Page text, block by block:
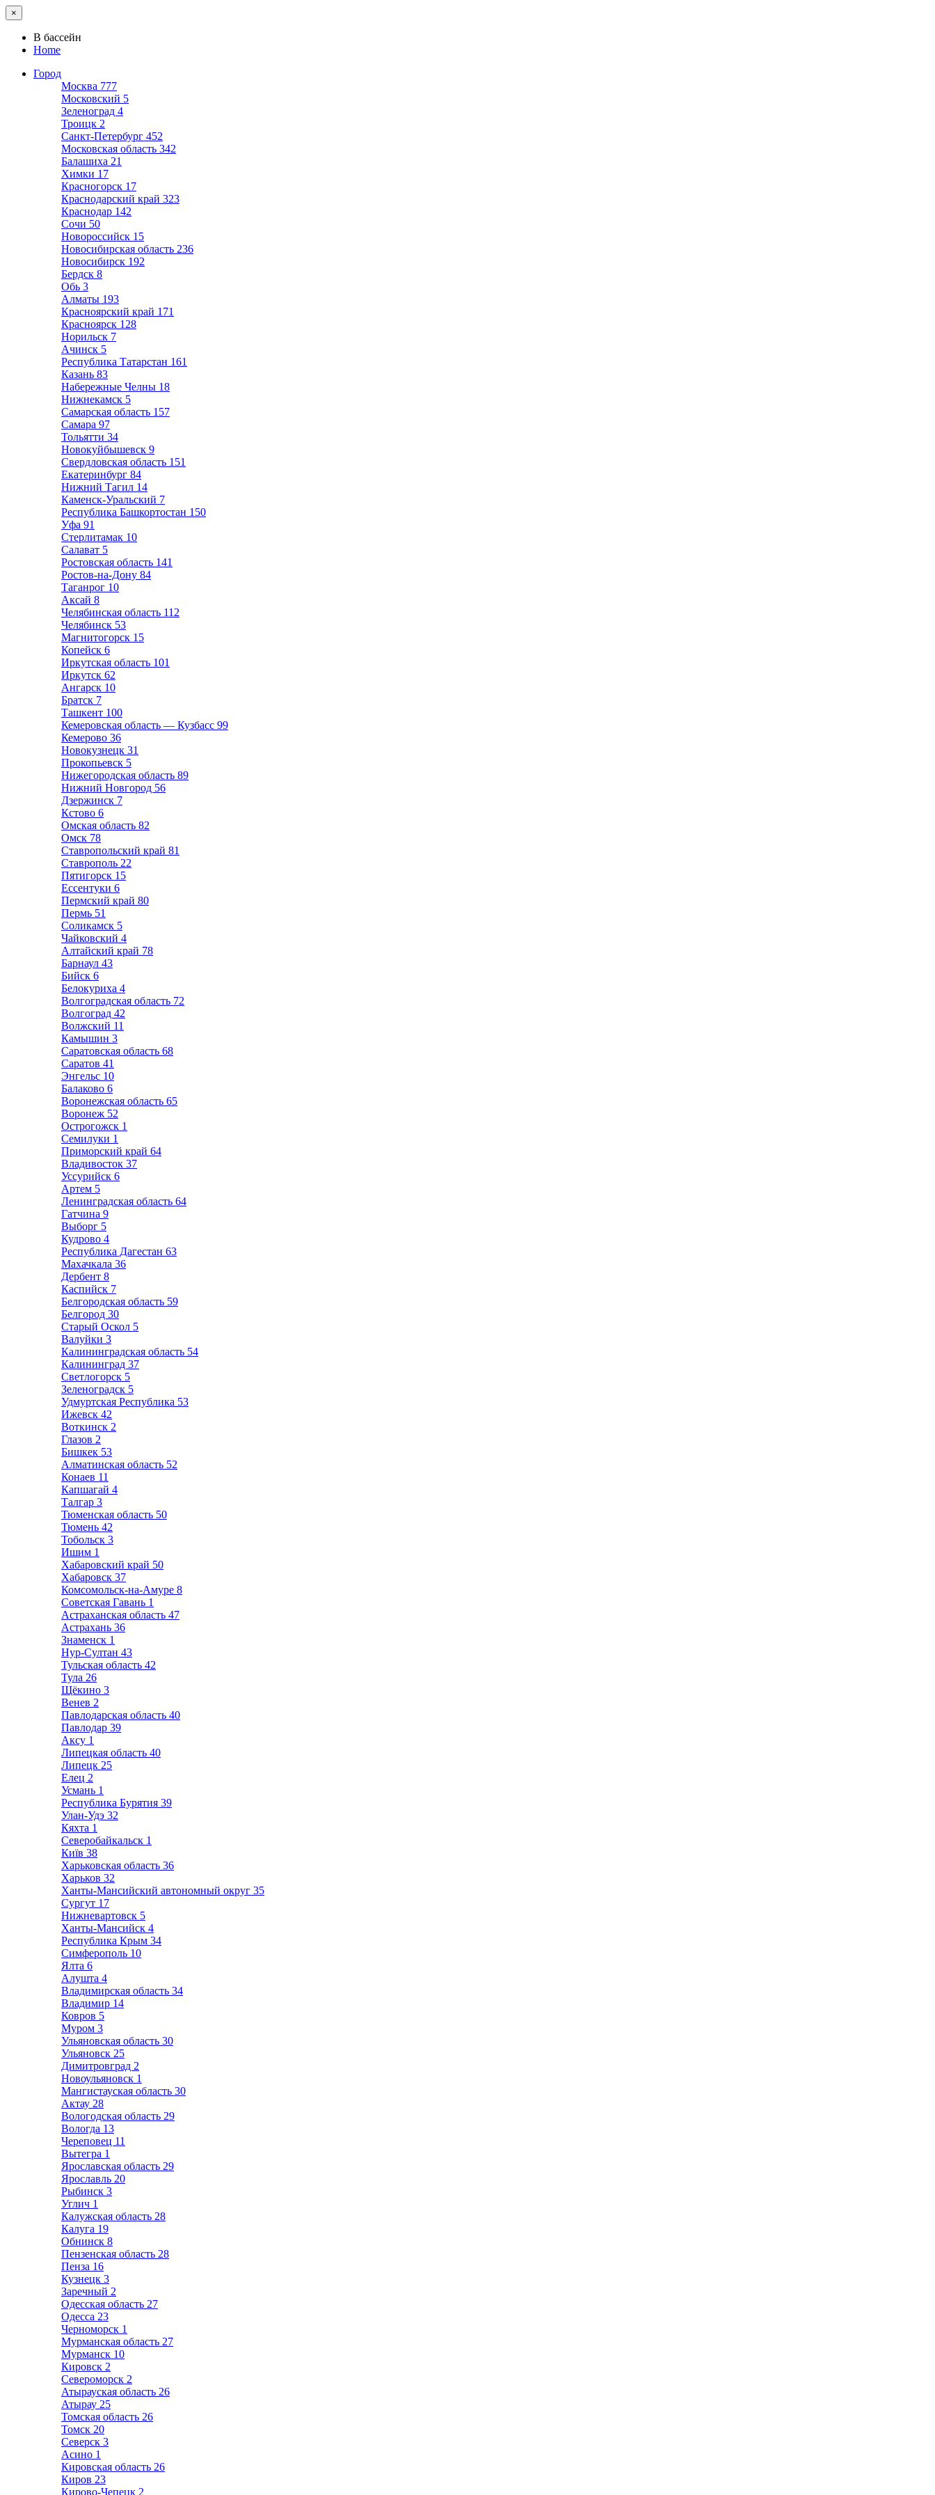
×
В бассейн
Home
Город
Москва 777
Московский 5
Зеленоград 4
Троицк 2
Санкт-Петербург 452
Московская область 342
Балашиха 21
Химки 17
Красногорск 17
Краснодарский край 323
Краснодар 142
Сочи 50
Новороссийск 15
Новосибирская область 236
Новосибирск 192
Бердск 8
Обь 3
Алматы 193
Красноярский край 171
Красноярск 128
Норильск 7
Ачинск 5
Республика Татарстан 161
Казань 83
Набережные Челны 18
Нижнекамск 5
Самарская область 157
Самара 97
Тольятти 34
Новокуйбышевск 9
Свердловская область 151
Екатеринбург 84
Нижний Тагил 14
Каменск-Уральский 7
Республика Башкортостан 150
Уфа 91
Стерлитамак 10
Салават 5
Ростовская область 141
Ростов-на-Дону 84
Таганрог 10
Аксай 8
Челябинская область 112
Челябинск 53
Магнитогорск 15
Копейск 6
Иркутская область 101
Иркутск 62
Ангарск 10
Братск 7
Ташкент 100
Кемеровская область — Кузбасс 99
Кемерово 36
Новокузнецк 31
Прокопьевск 5
Нижегородская область 89
Нижний Новгород 56
Дзержинск 7
Кстово 6
Омская область 82
Омск 78
Ставропольский край 81
Ставрополь 22
Пятигорск 15
Ессентуки 6
Пермский край 80
Пермь 51
Соликамск 5
Чайковский 4
Алтайский край 78
Барнаул 43
Бийск 6
Белокуриха 4
Волгоградская область 72
Волгоград 42
Волжский 11
Камышин 3
Саратовская область 68
Саратов 41
Энгельс 10
Балаково 6
Воронежская область 65
Воронеж 52
Острогожск 1
Семилуки 1
Приморский край 64
Владивосток 37
Уссурийск 6
Артем 5
Ленинградская область 64
Гатчина 9
Выборг 5
Кудрово 4
Республика Дагестан 63
Махачкала 36
Дербент 8
Каспийск 7
Белгородская область 59
Белгород 30
Старый Оскол 5
Валуйки 3
Калининградская область 54
Калининград 37
Светлогорск 5
Зеленоградск 5
Удмуртская Республика 53
Ижевск 42
Воткинск 2
Глазов 2
Бишкек 53
Алматинская область 52
Конаев 11
Капшагай 4
Талгар 3
Тюменская область 50
Тюмень 42
Тобольск 3
Ишим 1
Хабаровский край 50
Хабаровск 37
Комсомольск-на-Амуре 8
Советская Гавань 1
Астраханская область 47
Астрахань 36
Знаменск 1
Нур-Султан 43
Тульская область 42
Тула 26
Щёкино 3
Венев 2
Павлодарская область 40
Павлодар 39
Аксу 1
Липецкая область 40
Липецк 25
Елец 2
Усмань 1
Республика Бурятия 39
Улан-Удэ 32
Кяхта 1
Северобайкальск 1
Київ 38
Харьковская область 36
Харьков 32
Ханты-Мансийский автономный округ 35
Сургут 17
Нижневартовск 5
Ханты-Мансийск 4
Республика Крым 34
Симферополь 10
Ялта 6
Алушта 4
Владимирская область 34
Владимир 14
Ковров 5
Муром 3
Ульяновская область 30
Ульяновск 25
Димитровград 2
Новоульяновск 1
Мангистауская область 30
Актау 28
Вологодская область 29
Вологда 13
Череповец 11
Вытегра 1
Ярославская область 29
Ярославль 20
Рыбинск 3
Углич 1
Калужская область 28
Калуга 19
Обнинск 8
Пензенская область 28
Пенза 16
Кузнецк 3
Заречный 2
Одесская область 27
Одесса 23
Черноморск 1
Мурманская область 27
Мурманск 10
Кировск 2
Североморск 2
Атырауская область 26
Атырау 25
Томская область 26
Томск 20
Северск 3
Асино 1
Кировская область 26
Киров 23
Кирово-Чепецк 2